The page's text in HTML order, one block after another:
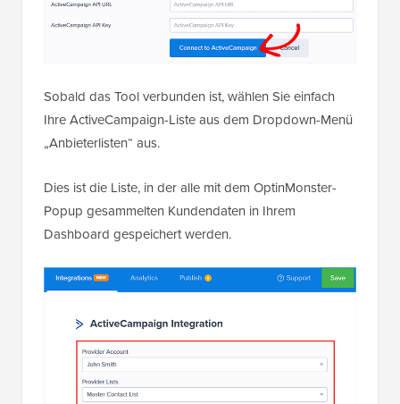
Sobald das Tool verbunden ist, wählen Sie einfach
Ihre ActiveCampaign-Liste aus dem Dropdown-Menü
„Anbieterlisten“ aus.
Dies ist die Liste, in der alle mit dem OptinMonster-
Popup gesammelten Kundendaten in Ihrem
Dashboard gespeichert werden.